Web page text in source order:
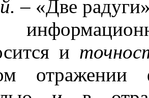
– «Две
и
отражении